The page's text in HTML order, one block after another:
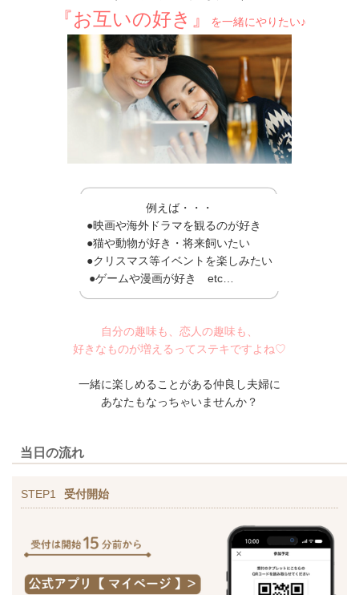
『お互いの好き』 を一緒にやりたい♪
例えば・・・
●映画や海外ドラマを観るのが好き
●猫や動物が好き・将来飼いたい
●クリスマス等イベントを楽しみたい
●ゲームや漫画が好き etc…
自分の趣味も、恋人の趣味も、
好きなものが増えるってステキですよね♡
一緒に楽しめることがある仲良し夫婦に
あなたもなっちゃいませんか？
当日の流れ
STEP1 受付開始